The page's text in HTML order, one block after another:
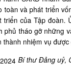
toàn và phát triển
của Tập đoàn.
phủ tháo gỡ những
thành nhiệm vụ được
Bí thư Đảng uỷ,